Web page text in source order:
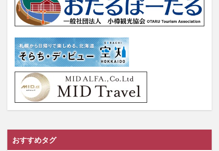
おすすめタグ